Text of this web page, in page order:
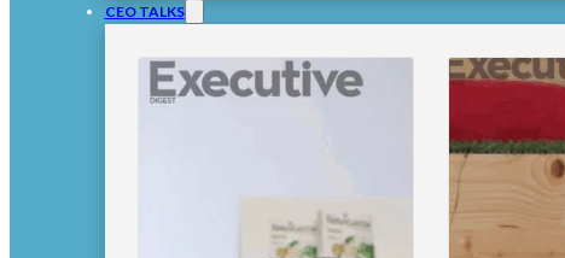
CEO TALKS